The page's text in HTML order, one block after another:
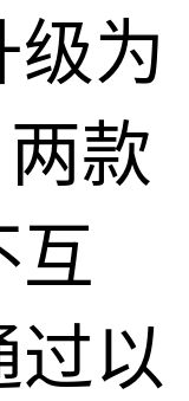
级为
款
互
过以